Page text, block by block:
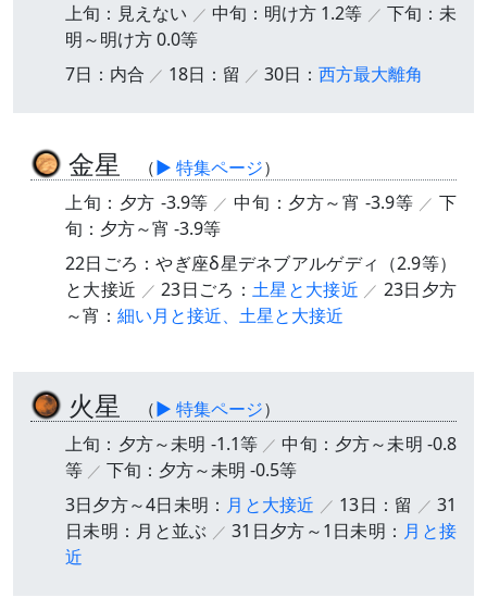
上旬：見えない 中旬：明け方 1.2等
下旬：未
明～明け方 0.0等
7日：内合
18日：留 30日： 西方最大離角
金星 （▶ 特集ページ）
上旬：夕方 -3.9等
中旬：夕方～宵 -3.9等
下
旬：夕方～宵 -3.9等
22日ごろ：やぎ座δ星デネブアルゲディ（2.9等）
と大接近
23日ごろ：土星と大接近
23日夕方
～宵： 細い月と接近、土星と大接近
火星 （▶ 特集ページ）
上旬：夕方～未明 -1.1等
中旬：夕方～未明 -0.8
等
下旬：夕方～未明 -0.5等
3日夕方～4日未明： 月と大接近 13日：留
31
日未明：月と並ぶ
31日夕方～1日未明： 月と接
近